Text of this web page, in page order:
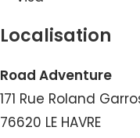
Localisation
Road Adventure
171 Rue Roland
76620 LE HAVRE